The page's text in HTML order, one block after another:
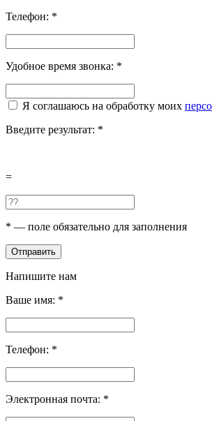
Телефон: *
Удобное время звонка: *
Я соглашаюсь на обработку моих
Введите результат: *
=
* — поле обязательно для заполнения
Отправить
Напишите нам
Ваше имя: *
Телефон: *
Электронная почта: *